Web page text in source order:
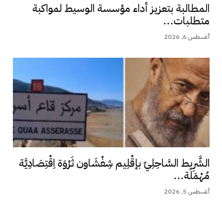
المطالبة بتعزيز أداء مؤسسة الوسيط لمواكبة
متطلبات...
أغسطس 6, 2026
الشَّرِيط السَّاحِلِيّ بإقْلِيم شِفْشَاون ثَرْوَة اِقْتِصَادِيَّة
مُهْمَلَة...
أغسطس 5, 2026